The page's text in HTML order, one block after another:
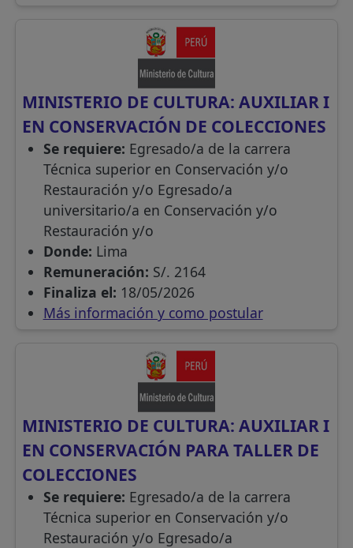
MINISTERIO DE CULTURA: AUXILIAR I
EN CONSERVACIÓN DE COLECCIONES
Se requiere: Egresado/a de la carrera
Técnica superior en Conservación y/o
Restauración y/o Egresado/a
universitario/a en Conservación y/o
Restauración y/o
Donde: Lima
Remuneración: S/. 2164
Finaliza el: 18/05/2026
Más información y como postular
MINISTERIO DE CULTURA: AUXILIAR I
EN CONSERVACIÓN PARA TALLER DE
COLECCIONES
Se requiere: Egresado/a de la carrera
Técnica superior en Conservación y/o
Restauración y/o Egresado/a